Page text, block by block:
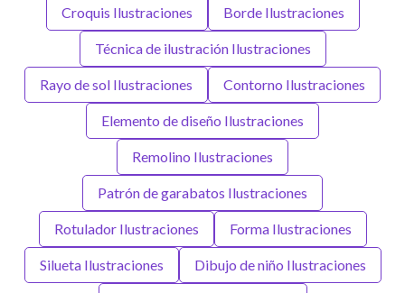
Croquis Ilustraciones Borde Ilustraciones
Técnica de ilustración Ilustraciones
Rayo de sol Ilustraciones Contorno Ilustraciones
Elemento de diseño Ilustraciones
Remolino Ilustraciones
Patrón de garabatos Ilustraciones
Rotulador Ilustraciones Forma Ilustraciones
Silueta Ilustraciones Dibujo de niño Ilustraciones